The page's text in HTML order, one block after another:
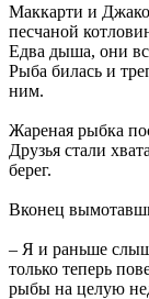
Маккарти и
песчаной
Едва дыша, они
Рыба билась и
ним.
Жареная рыбка
Друзья стали
берег.
Вконец
– Я и раньше
только теперь
рыбы на целую